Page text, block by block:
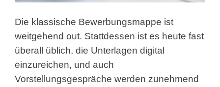
Die klassische Bewerbungsmappe ist
weitgehend out. Stattdessen ist es heute fast
überall üblich, die Unterlagen digital
einzureichen, und auch
Vorstellungsgespräche werden zunehmend